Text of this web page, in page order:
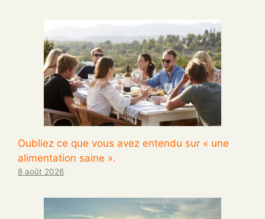
Oubliez ce que vous avez entendu sur « une
alimentation saine ».
8 août 2026